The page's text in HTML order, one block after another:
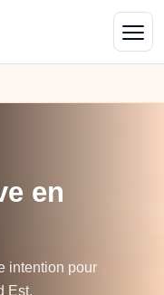
en
intention pour
Est.